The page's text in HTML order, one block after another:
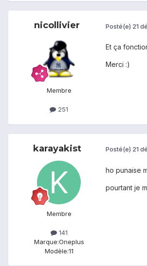
nicollivier
Membre
251
Posté(e) 21
Et ça
Merci :)
karayakist
Membre
141
Marque:Oneplus
Modèle:11
Posté(e) 21
ho punaise
pourtant je